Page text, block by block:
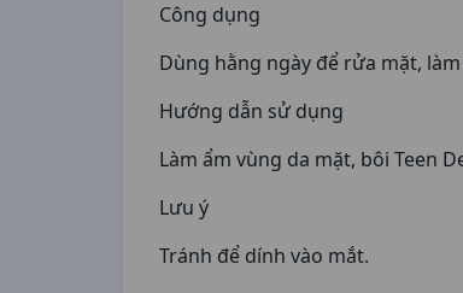
Công dụng
Dùng hằng ngày để rửa mặt,
Hướng dẫn sử dụng
Làm ẩm vùng da mặt, bôi Teen
Lưu ý
Tránh để dính vào mắt.